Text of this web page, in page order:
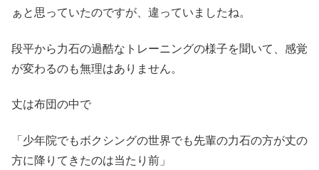
ぁと思っていたのですが、違っていましたね。
段平から力石の過酷なトレーニングの様子を聞いて、感覚
が変わるのも無理はありません。
丈は布団の中で
「少年院でもボクシングの世界でも先輩の力石の方が丈の
方に降りてきたのは当たり前」